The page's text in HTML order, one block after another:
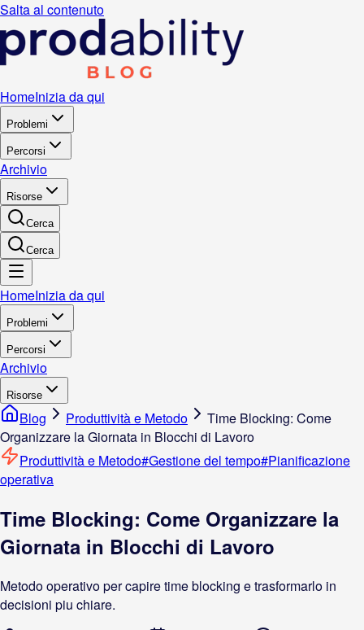
Salta al contenuto
HomeInizia da qui
Problemi
Percorsi
Archivio
Risorse
Cerca
Cerca
HomeInizia da qui
Problemi
Percorsi
Archivio
Risorse
Blog Produttività e Metodo
Time Blocking: Come
Organizzare la Giornata in Blocchi di Lavoro
Produttività e Metodo#Gestione del tempo#Pianificazione
operativa
Time Blocking: Come Organizzare la
Giornata in Blocchi di Lavoro
Metodo operativo per capire time blocking e trasformarlo in
decisioni piu chiare.